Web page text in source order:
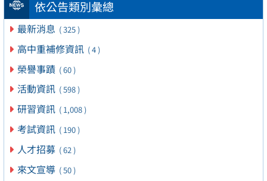
依公告類別彙總
最新消息 ( 325 )
高中重補修資訊 ( 4 )
榮譽事蹟 ( 60 )
活動資訊 ( 598 )
研習資訊 ( 1,008 )
考試資訊 ( 190 )
人才招募 ( 62 )
來文宣導 ( 50 )